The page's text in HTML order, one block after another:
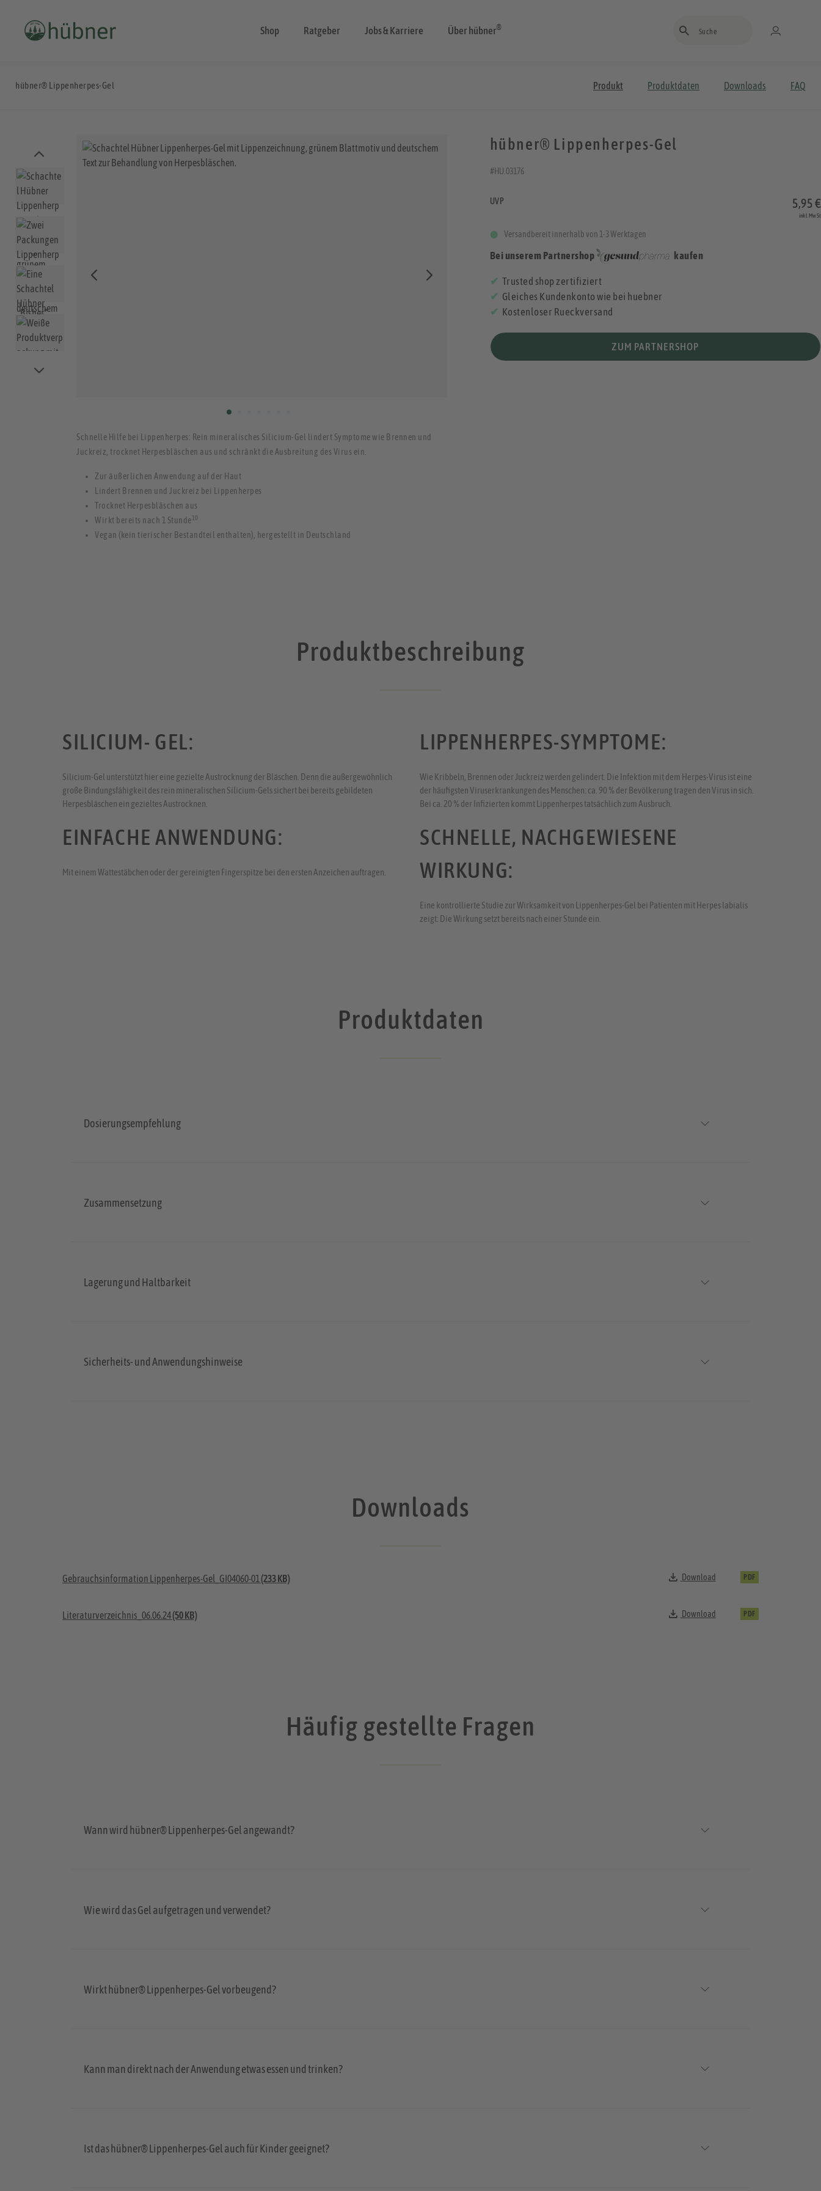
Shop Ratgeber Jobs & Karriere Über hübner®
hübner® Lippenherpes-Gel Produkt Produktdaten Downloads FAQ
Schnelle Hilfe bei Lippenherpes: Rein mineralisches Silicium-Gel lindert Symptome wie Brennen und
Juckreiz, trocknet Herpesbläschen aus und schränkt die Ausbreitung des Virus ein.
Zur äußerlichen Anwendung auf der Haut
Lindert Brennen und Juckreiz bei Lippenherpes
Trocknet Herpesbläschen aus
Wirkt bereits nach 1 Stunde10
Vegan (kein tierischer Bestandteil enthalten), hergestellt in Deutschland
hübner® Lippenherpes-Gel
#HU.03176
UVP 5,95 €
inkl. MwSt
Versandbereit innerhalb von 1-3 Werktagen
Bei unserem Partnershop kaufen
Trusted shop zertifiziert
Gleiches Kundenkonto wie bei huebner
Kostenloser Rueckversand
ZUM PARTNERSHOP
Produktbeschreibung
SILICIUM- GEL:
Silicium-Gel unterstützt hier eine gezielte Austrocknung der Bläschen. Denn die außergewöhnlich
große Bindungsfähigkeit des rein mineralischen Silicium-Gels sichert bei bereits gebildeten
Herpesbläschen ein gezieltes Austrocknen.
LIPPENHERPES-SYMPTOME:
Wie Kribbeln, Brennen oder Juckreiz werden gelindert. Die Infektion mit dem Herpes-Virus ist eine
der häufigsten Viruserkrankungen des Menschen: ca. 90 % der Bevölkerung tragen den Virus in sich.
Bei ca. 20 % der Infizierten kommt Lippenherpes tatsächlich zum Ausbruch.
EINFACHE ANWENDUNG:
Mit einem Wattestäbchen oder der gereinigten Fingerspitze bei den ersten Anzeichen auftragen.
SCHNELLE, NACHGEWIESENE
WIRKUNG:
Eine kontrollierte Studie zur Wirksamkeit von Lippenherpes-Gel bei Patienten mit Herpes labialis
zeigt: Die Wirkung setzt bereits nach einer Stunde ein.
Produktdaten
Dosierungsempfehlung
Zusammensetzung
Lagerung und Haltbarkeit
Sicherheits- und Anwendungshinweise
Downloads
Gebrauchsinformation Lippenherpes-Gel_GI04060-01 (233 KB) Download PDF
Literaturverzeichnis_06.06.24(50 KB) Download PDF
Häufig gestellte Fragen
Wann wird hübner® Lippenherpes-Gel angewandt?
Wie wird das Gel aufgetragen und verwendet?
Wirkt hübner® Lippenherpes-Gel vorbeugend?
Kann man direkt nach der Anwendung etwas essen und trinken?
Ist das hübner® Lippenherpes-Gel auch für Kinder geeignet?